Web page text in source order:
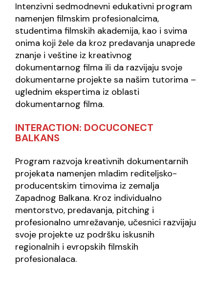
Intenzivni sedmodnevni edukativni program
namenjen filmskim profesionalcima,
studentima filmskih akademija, kao i svima
onima koji žele da kroz predavanja unaprede
znanje i veštine iz kreativnog
dokumentarnog filma ili da razvijaju svoje
dokumentarne projekte sa našim tutorima –
uglednim ekspertima iz oblasti
dokumentarnog filma.
INTERACTION: DOCUCONECT
BALKANS
Program razvoja kreativnih dokumentarnih
projekata namenjen mladim rediteljsko-
producentskim timovima iz zemalja
Zapadnog Balkana. Kroz individualno
mentorstvo, predavanja, pitching i
profesionalno umrežavanje, učesnici razvijaju
svoje projekte uz podršku iskusnih
regionalnih i evropskih filmskih
profesionalaca.